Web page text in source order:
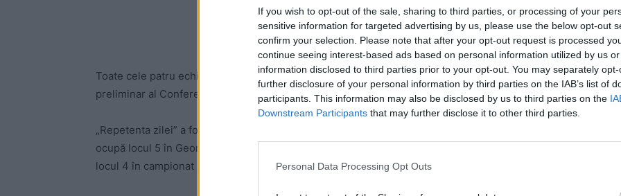
If you wish to opt-out of the sale, sharing to third parties, or processing of your
sensitive information for targeted advertising by us, please use the below opt-out
confirm your selection. Please note that after your opt-out request is processed
continue seeing interest-based ads based on personal information utilized by us
information disclosed to third parties prior to your opt-out. You may separately
further disclosure of your personal information by third parties on the IAB’s list of
participants. This information may also be disclosed by us to third parties on the
Downstream Participants that may further disclose it to other third parties.
Personal Data Processing Opt Outs
Toate cele patru echipe românești din cupele europene au jucat joi seară prima manșă în turul 2
preliminar al Conference League (a treia și ultima competiție europeană intercluburi).
„Repetenta zilei” a fost FCSB: 0-1 la Tbilisi cu Saburtalo, echipa care în prezent, după 20 de etape,
ocupă locul 5 în Georgia (țară de 3,7 milioane de locuitori). Anul trecut, Saburtalo a încheiat pe
locul 4 în campionat și a câștigat Cupa Georgiei.